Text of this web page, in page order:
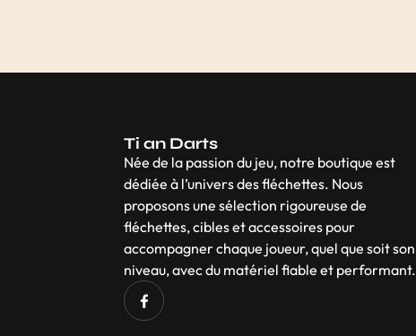
Ti an Darts
Née de la passion du jeu, notre boutique est
dédiée à l’univers des fléchettes. Nous
proposons une sélection rigoureuse de
fléchettes, cibles et accessoires pour
accompagner chaque joueur, quel que soit son
niveau, avec du matériel fiable et performant.